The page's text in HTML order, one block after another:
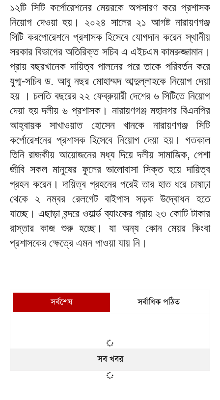
১২টি সিটি কর্পোরেশনের মেয়রকে অপসারণ করে প্রশাসক
নিয়োগ দেওয়া হয়। ২০২৪ সালের ২১ আগষ্ট নারায়ণগঞ্জ
সিটি করপোরেশনে প্রশাসক হিসেবে যোগদান করেন স্থানীয়
সরকার বিভাগের অতিরিক্ত সচিব এ এইচএম কামরুজ্জামান।
প্রায় বছরখানেক দায়িত্ব পালনের পরে তাকে পরিবর্তন করে
যুগ্ম-সচিব ড. আবু নছর মোহাম্মদ আব্দুল্লাহকে নিয়োগ দেয়া
হয় । চলতি বছরের ২২ ফেব্রুয়ারী দেশের ৬ সিটিতে নিয়োগ
দেয়া হয় দলীয় ৬ প্রশাসক। নারায়ণগঞ্জ মহানগর বিএনপির
আহ্বায়ক সাখাওয়াত হোসেন খানকে নারায়ণগঞ্জ সিটি
কর্পোরেশনের প্রশাসক হিসেবে নিয়োগ দেয়া হয়। গতকাল
তিনি রাজকীয় আয়োজনের মধ্য দিয়ে দলীয় সামাজিক, পেশা
জীবি সকল মানুষের ফুলের ভালোবাসা সিক্ত হয়ে দায়িত্ব
গ্রহন করেন। দায়িত্ব গ্রহনের পরেই তার হাত ধরে চাষাঢ়া
থেকে ২ নম্বর রেলগেট বাইপাস সড়ক উদ্বোধন হতে
যাচ্ছে। এছাড়া বন্দরে ওয়ার্ল্ড ব্যাংকের প্রায় ২৩ কোটি টাকার
রাস্তার কাজ শুরু হচ্ছে। যা অন্য কোন মেয়র কিংবা
প্রশাসকের ক্ষেত্রে এমন পাওয়া যায় নি।
সর্বশেষ সর্বাধিক পঠিত
সব খবর